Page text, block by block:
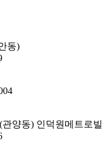
동)
양동) 인덕원메트로